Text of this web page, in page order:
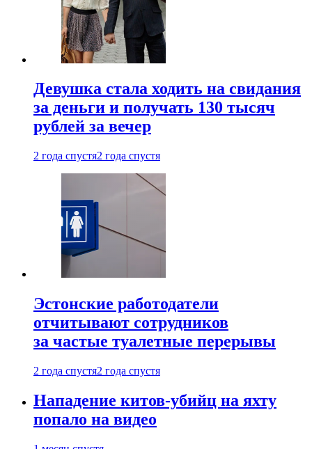
Девушка стала ходить на свидания
за деньги и получать 130 тысяч
рублей за вечер
2 года спустя2 года спустя
Эстонские работодатели
отчитывают сотрудников
за частые туалетные перерывы
2 года спустя2 года спустя
Нападение китов-убийц на яхту
попало на видео